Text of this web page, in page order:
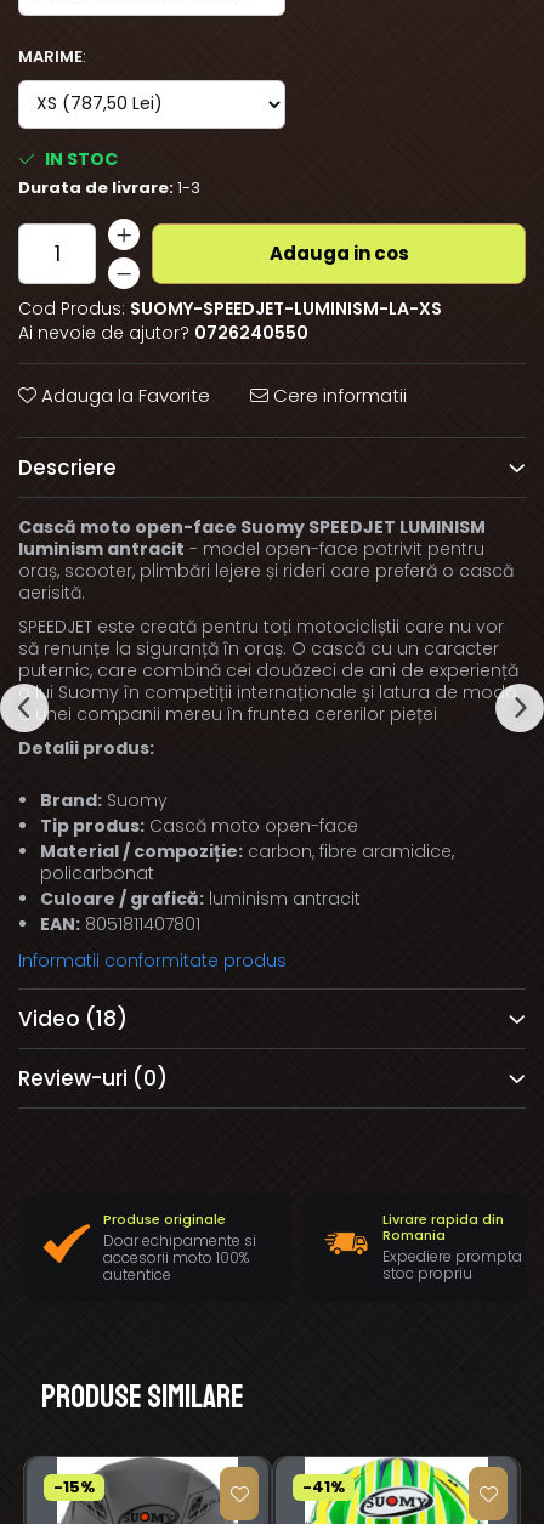
MARIME:
IN STOC
Durata de livrare:1-3
Adauga in cos
Cod Produs: SUOMY-SPEEDJET-LUMINISM-LA-XS
Ai nevoie de ajutor? 0726240550
Adauga la Favorite Cere informatii
Descriere
Cască moto open-face Suomy SPEEDJET LUMINISM
luminism antracit - model open-face potrivit pentru
oraș, scooter, plimbări lejere și rideri care preferă o cască
aerisită.
SPEEDJET este creată pentru toți motocicliștii care nu vor
să renunțe la siguranță în oraș. O cască cu un caracter
puternic, care combină cei douăzeci de ani de experiență
a lui Suomy în competiții internaționale și latura de modă
a unei companii mereu în fruntea cererilor pieței
Detalii produs:
Brand: Suomy
Tip produs: Cască moto open-face
Material / compoziție: carbon, fibre aramidice,
policarbonat
Culoare / grafică: luminism antracit
EAN: 8051811407801
Informatii conformitate produs
Video (18)
Review-uri (0)
Produse originale
Doar echipamente si
accesorii moto 100%
autentice
Livrare rapida din
Romania
Expediere prompta
stoc propriu
Produse similare
-15% -41%